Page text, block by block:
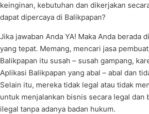
keinginan, kebutuhan dan dikerjakan
dapat dipercaya di Balikpapan?
Jika jawaban Anda YA! Maka Anda berada
yang tepat. Memang, mencari jasa
Balikpapan itu susah – susah gampang,
Aplikasi Balikpapan yang abal – abal dan
Selain itu, mereka tidak legal atau tidak
untuk menjalankan bisnis secara legal dan
ilegal tanpa adanya badan hukum.